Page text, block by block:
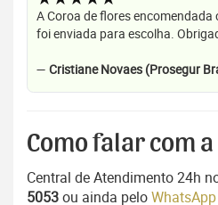
A Coroa de flores
foi enviada para escolha.
— Cristiane Novaes (Prosegur
Como falar com
Central de Atendimento 24h
5053ou ainda peloWhatsApp